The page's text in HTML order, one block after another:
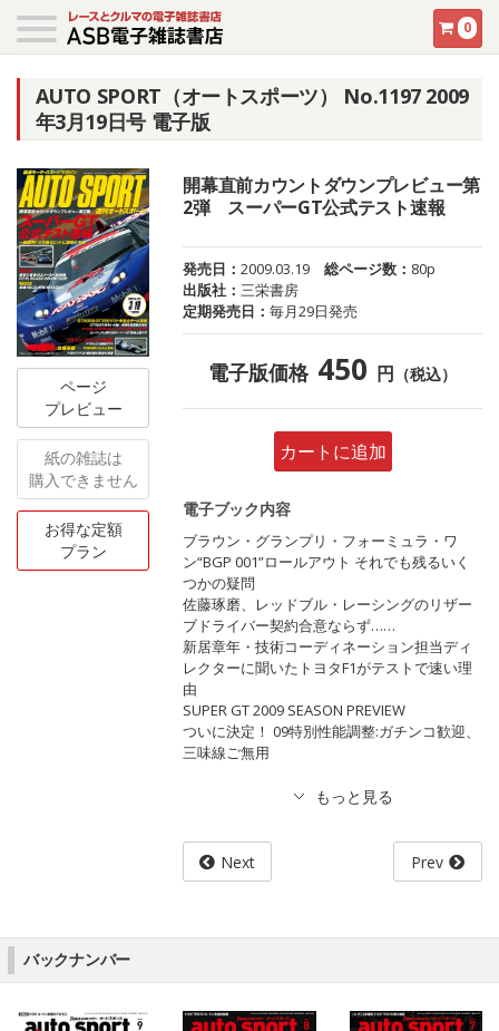
0
AUTO SPORT（オートスポーツ） No.1197 2009
年3月19日号 電子版
ページ
プレビュー
紙の雑誌は
購入できません
お得な定額
プラン
開幕直前カウントダウンプレビュー第
2弾 スーパーGT公式テスト速報
発売日：2009.03.19 総ページ数： 80p
出版社：三栄書房
定期発売日：毎月29日発売
電子版価格 450 円 （税込）
カートに追加
電子ブック内容
ブラウン・グランプリ・フォーミュラ・ワ
ン“BGP 001”ロールアウト それでも残るいく
つかの疑問
佐藤琢磨、レッドブル・レーシングのリザー
ブドライバー契約合意ならず……
新居章年・技術コーディネーション担当ディ
レクターに聞いたトヨタF1がテストで速い理
由
SUPER GT 2009 SEASON PREVIEW
ついに決定！ 09特別性能調整:ガチンコ歓迎、
三味線ご無用
Next Prev
バックナンバー